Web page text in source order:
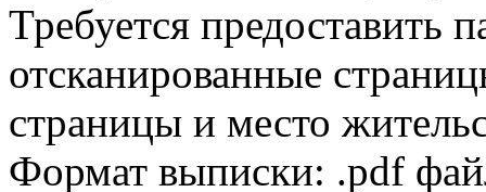
Требуется предоставить
отсканированные
страницы и место
Формат выписки: .pdf